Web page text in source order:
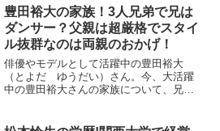
写真がありました！子役を始めたころの
エピソードも記載してい...
豊田裕大の家族！3人兄弟で兄は
ダンサー？父親は超厳格でスタイ
ル抜群なのは両親のおかげ！
俳優やモデルとして活躍中の豊田裕大
（とよだ ゆうだい）さん。今、大活躍
中の豊田裕大さんの家族について、兄弟
身長179㎝血液型A型出身神奈川県職業俳